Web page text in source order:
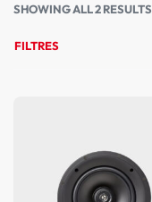
SHOWING ALL 2 RESULTS
FILTRES